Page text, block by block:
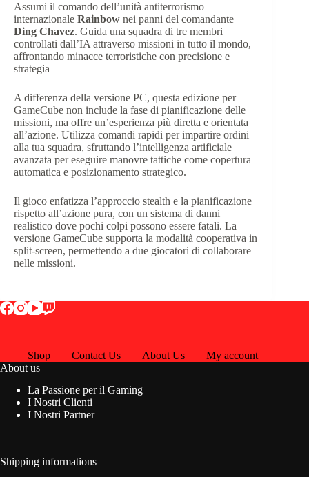
Assumi il comando dell’unità antiterrorismo
internazionale Rainbow nei panni del comandante
Ding Chavez. Guida una squadra di tre membri
controllati dall’IA attraverso missioni in tutto il mondo,
affrontando minacce terroristiche con precisione e
strategia
A differenza della versione PC, questa edizione per
GameCube non include la fase di pianificazione delle
missioni, ma offre un’esperienza più diretta e orientata
all’azione. Utilizza comandi rapidi per impartire ordini
alla tua squadra, sfruttando l’intelligenza artificiale
avanzata per eseguire manovre tattiche come copertura
automatica e posizionamento strategico.
Il gioco enfatizza l’approccio stealth e la pianificazione
rispetto all’azione pura, con un sistema di danni
realistico dove pochi colpi possono essere fatali. La
versione GameCube supporta la modalità cooperativa in
split-screen, permettendo a due giocatori di collaborare
nelle missioni.
Shop Contact Us About Us
My account
About us
La Passione per il Gaming
I Nostri Clienti
I Nostri Partner
Shipping informations